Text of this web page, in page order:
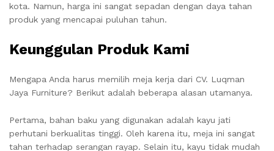
kota. Namun, harga ini sangat sepadan dengan daya tahan
produk yang mencapai puluhan tahun.
Keunggulan Produk Kami
Mengapa Anda harus memilih meja kerja dari CV. Luqman
Jaya Furniture? Berikut adalah beberapa alasan utamanya.
Pertama, bahan baku yang digunakan adalah kayu jati
perhutani berkualitas tinggi. Oleh karena itu, meja ini sangat
tahan terhadap serangan rayap. Selain itu, kayu tidak mudah